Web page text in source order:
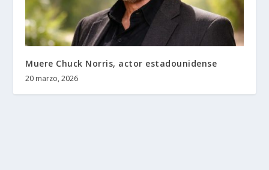
Muere Chuck Norris, actor estadounidense
20 marzo, 2026